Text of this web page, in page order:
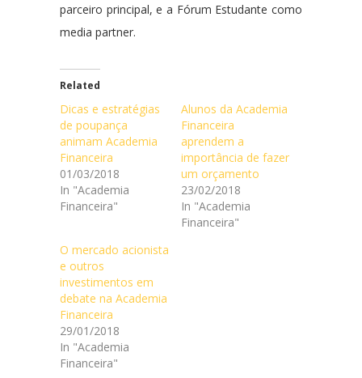
parceiro principal, e a Fórum Estudante como
media partner.
Related
Dicas e estratégias
de poupança
animam Academia
Financeira
01/03/2018
In "Academia
Financeira"
Alunos da Academia
Financeira
aprendem a
importância de fazer
um orçamento
23/02/2018
In "Academia
Financeira"
O mercado acionista
e outros
investimentos em
debate na Academia
Financeira
29/01/2018
In "Academia
Financeira"